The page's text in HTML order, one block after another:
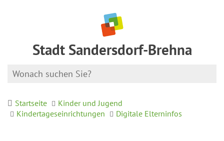
Stadt Sandersdorf-Brehna
Startseite
Kinder und Jugend
Kindertageseinrichtungen
Digitale Elterninfos